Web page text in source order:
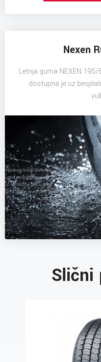
Nexen
Letnja guma NEXEN
dostupna je uz
Slični